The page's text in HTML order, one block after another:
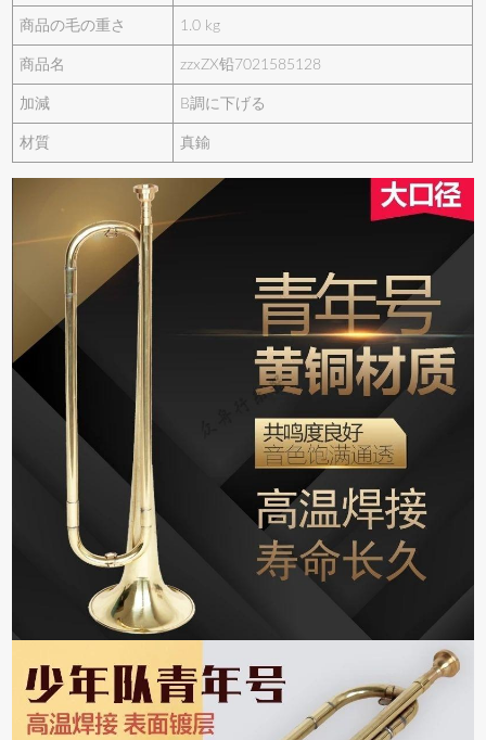
商品の毛の重さ 1.0 kg
商品名 zzxZX铅7021585128
加減 B調に下げる
材質 真鍮